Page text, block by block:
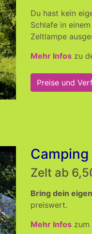
Du hast kein
Schlafe in
Zeltlampe
Mehr Infos zu
Preise und
Camping
Zelt ab
Bring dein
preiswert.
Mehr Infos